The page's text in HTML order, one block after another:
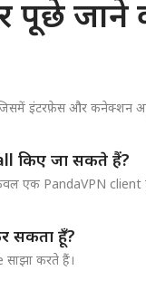
जाने
इंटरफ़ेस और कनेक्शन
किए जा सकते हैं?
एक PandaVPN client
सकता हूँ?
करते हैं।